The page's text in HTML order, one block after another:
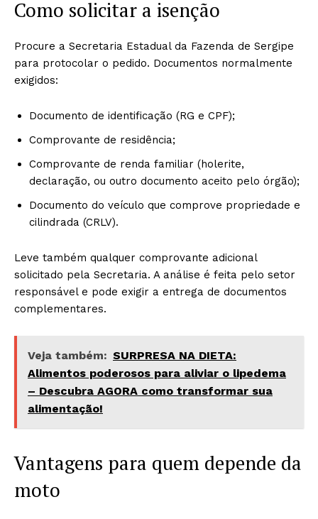
Como solicitar a isenção
Procure a Secretaria Estadual da Fazenda de Sergipe
para protocolar o pedido. Documentos normalmente
exigidos:
Documento de identificação (RG e CPF);
Comprovante de residência;
Comprovante de renda familiar (holerite,
declaração, ou outro documento aceito pelo órgão);
Documento do veículo que comprove propriedade e
cilindrada (CRLV).
Leve também qualquer comprovante adicional
solicitado pela Secretaria. A análise é feita pelo setor
responsável e pode exigir a entrega de documentos
complementares.
Veja também: SURPRESA NA DIETA:
Alimentos poderosos para aliviar o lipedema
– Descubra AGORA como transformar sua
alimentação!
Vantagens para quem depende da
moto